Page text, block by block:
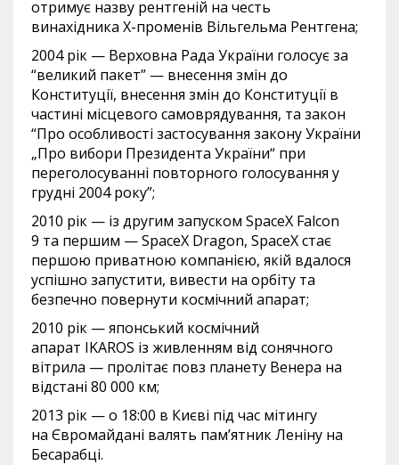
отримує назву рентгеній на честь
винахідника X-променів Вільгельма Рентгена;
2004 рік — Верховна Рада України голосує за
“великий пакет” — внесення змін до
Конституції, внесення змін до Конституції в
частині місцевого самоврядування, та закон
“Про особливості застосування закону України
„Про вибори Президента України“ при
переголосуванні повторного голосування у
грудні 2004 року”;
2010 рік — із другим запуском SpaceX Falcon
9 та першим — SpaceX Dragon, SpaceX стає
першою приватною компанією, якій вдалося
успішно запустити, вивести на орбіту та
безпечно повернути космічний апарат;
2010 рік — японський космічний
апарат IKAROS із живленням від сонячного
вітрила — пролітає повз планету Венера на
відстані 80 000 км;
2013 рік — о 18:00 в Києві під час мітингу
на Євромайдані валять пам’ятник Леніну на
Бесарабці.